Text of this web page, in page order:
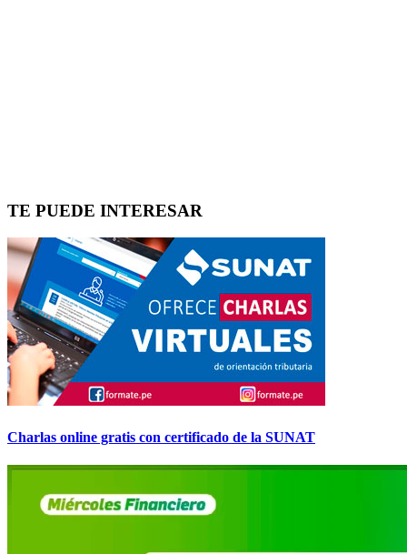
TE PUEDE INTERESAR
Charlas online gratis con certificado de la SUNAT